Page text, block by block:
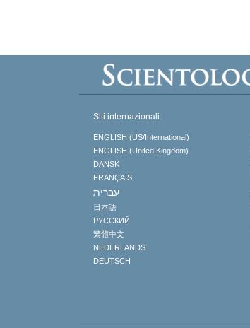
Siti internazionali
ENGLISH (US/International)
ENGLISH (United Kingdom)
DANSK
FRANÇAIS
עברית
日本語
РУССКИЙ
繁體中文
NEDERLANDS
DEUTSCH